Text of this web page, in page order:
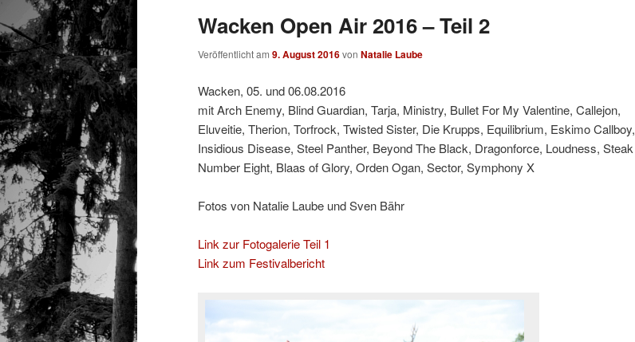
Wacken Open Air 2016 – Teil 2
Veröffentlicht am 9. August 2016von Natalie Laube
Wacken, 05. und 06.08.2016
mit Arch Enemy, Blind Guardian, Tarja, Ministry, Bullet For My Valentine, Callejon,
Eluveitie, Therion, Torfrock, Twisted Sister, Die Krupps, Equilibrium, Eskimo Callboy,
Insidious Disease, Steel Panther, Beyond The Black, Dragonforce, Loudness, Steak
Number Eight, Blaas of Glory, Orden Ogan, Sector, Symphony X
Fotos von Natalie Laube und Sven Bähr
Link zur Fotogalerie Teil 1
Link zum Festivalbericht